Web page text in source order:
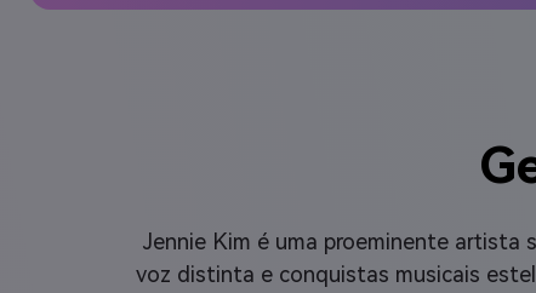
Jennie Kim é uma proeminente artista
voz distinta e conquistas musicais